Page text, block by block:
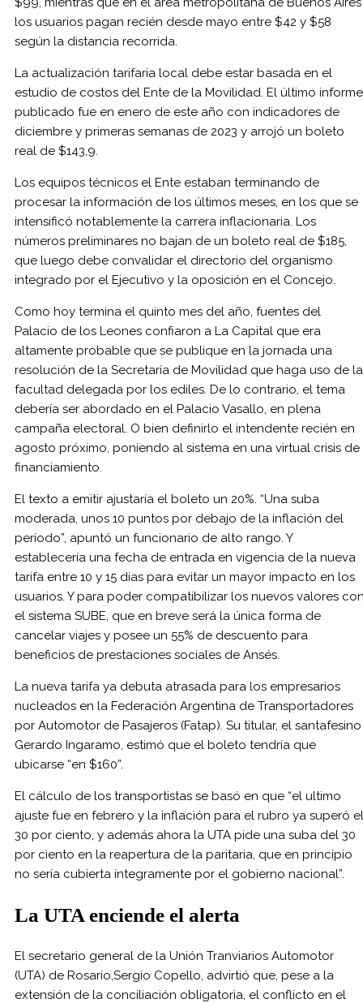
los usuarios pagan recién desde mayo entre $42 y $58
según la distancia recorrida.
La actualización tarifaria local debe estar basada en el
estudio de costos del Ente de la Movilidad. El último informe
publicado fue en enero de este año con indicadores de
diciembre y primeras semanas de 2023 y arrojó un boleto
real de $143,9.
Los equipos técnicos el Ente estaban terminando de
procesar la información de los últimos meses, en los que se
intensificó notablemente la carrera inflacionaria. Los
números preliminares no bajan de un boleto real de $185,
que luego debe convalidar el directorio del organismo
integrado por el Ejecutivo y la oposición en el Concejo.
Como hoy termina el quinto mes del año, fuentes del
Palacio de los Leones confiaron a La Capital que era
altamente probable que se publique en la jornada una
resolución de la Secretaría de Movilidad que haga uso de la
facultad delegada por los ediles. De lo contrario, el tema
debería ser abordado en el Palacio Vasallo, en plena
campaña electoral. O bien definirlo el intendente recién en
agosto próximo, poniendo al sistema en una virtual crisis de
financiamiento.
El texto a emitir ajustaría el boleto un 20%. “Una suba
moderada, unos 10 puntos por debajo de la inflación del
período”, apuntó un funcionario de alto rango. Y
establecería una fecha de entrada en vigencia de la nueva
tarifa entre 10 y 15 días para evitar un mayor impacto en los
usuarios. Y para poder compatibilizar los nuevos valores
el sistema SUBE, que en breve será la única forma de
cancelar viajes y posee un 55% de descuento para
beneficios de prestaciones sociales de Ansés.
La nueva tarifa ya debuta atrasada para los empresarios
nucleados en la Federación Argentina de Transportadores
por Automotor de Pasajeros (Fatap). Su titular, el santafesino
Gerardo Ingaramo, estimó que el boleto tendría que
ubicarse “en $160”.
El cálculo de los transportistas se basó en que “el ultimo
ajuste fue en febrero y la inflación para el rubro ya superó el
30 por ciento, y además ahora la UTA pide una suba del 30
por ciento en la reapertura de la paritaria, que en principio
no sería cubierta íntegramente por el gobierno nacional”.
La UTA enciende el alerta
El secretario general de la Unión Tranviarios Automotor
(UTA) de Rosario,Sergio Copello, advirtió que, pese a la
extensión de la conciliación obligatoria, el conflicto en el